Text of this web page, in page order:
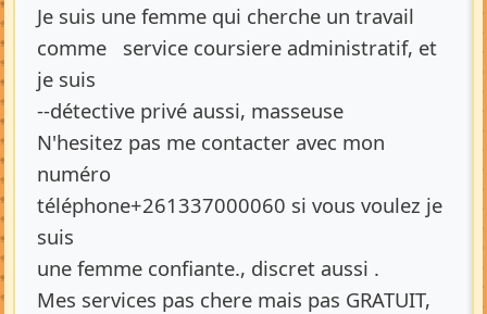
Je suis une femme qui cherche un travail
comme service coursiere administratif, et
je suis
--détective privé aussi, masseuse
N'hesitez pas me contacter avec mon
numéro
téléphone+261337000060 si vous voulez je
suis
une femme confiante., discret aussi .
Mes services pas chere mais pas GRATUIT,